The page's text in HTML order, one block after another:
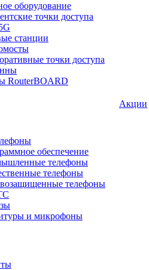
оборудование
точки доступа
станции
точки доступа
RouterBOARD
обеспечение
телефоны
телефоны
телефоны
и микрофоны
Акции